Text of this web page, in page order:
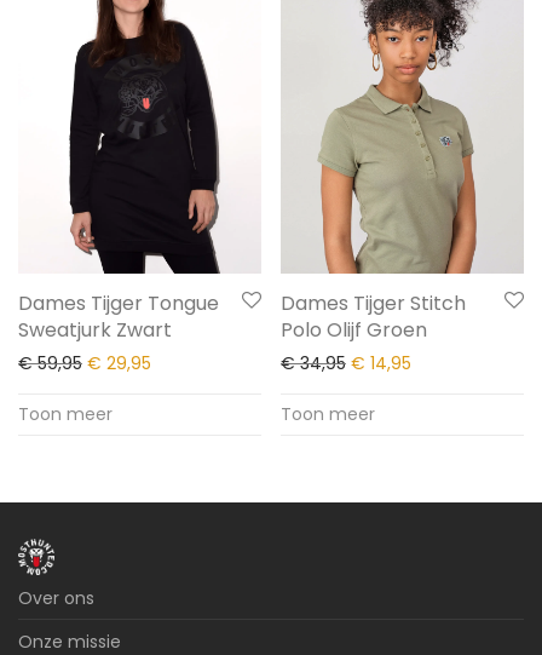
Dames Tijger Tongue
Sweatjurk Zwart
€59,95 € 29,95
Toon meer
Dames Tijger Stitch
Polo Olijf Groen
€34,95 € 14,95
Toon meer
Over ons
Onze missie